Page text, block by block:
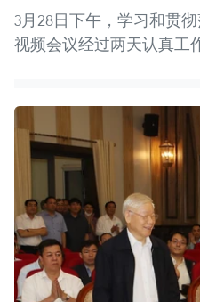
3月28日下午，学习和贯
视频会议经过两天认真工